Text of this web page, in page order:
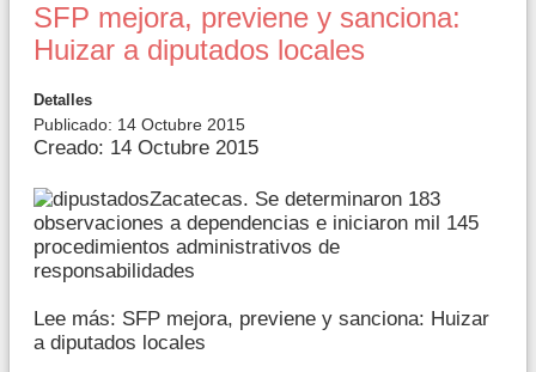
SFP mejora, previene y sanciona:
Huizar a diputados locales
Detalles
Publicado: 14 Octubre 2015
Creado: 14 Octubre 2015
Zacatecas. Se determinaron 183
observaciones a dependencias e iniciaron mil 145
procedimientos administrativos de
responsabilidades
Lee más: SFP mejora, previene y sanciona: Huizar
a diputados locales